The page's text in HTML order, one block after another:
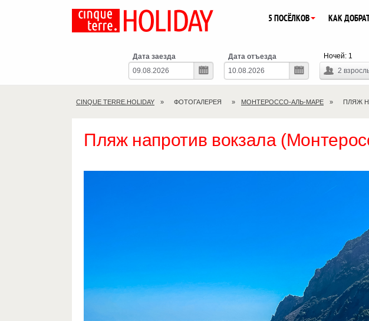
5 ПОСЁЛКОВ КАК
Дата заезда
Дата отъезда
2
Ночей: 1
CINQUE TERRE.HOLIDAY ФОТОГАЛЕРЕЯ МОНТЕРОССО-АЛЬ-МАРЕ ПЛЯЖ
Пляж напротив вокзала